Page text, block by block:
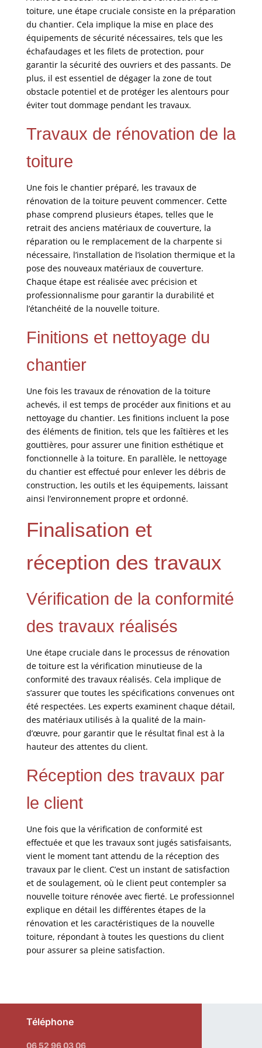
toiture, une étape cruciale consiste en la préparation
du chantier. Cela implique la mise en place des
équipements de sécurité nécessaires, tels que les
échafaudages et les filets de protection, pour
garantir la sécurité des ouvriers et des passants. De
plus, il est essentiel de dégager la zone de tout
obstacle potentiel et de protéger les alentours pour
éviter tout dommage pendant les travaux.
Travaux de rénovation de la
toiture
Une fois le chantier préparé, les travaux de
rénovation de la toiture peuvent commencer. Cette
phase comprend plusieurs étapes, telles que le
retrait des anciens matériaux de couverture, la
réparation ou le remplacement de la charpente si
nécessaire, l’installation de l’isolation thermique et la
pose des nouveaux matériaux de couverture.
Chaque étape est réalisée avec précision et
professionnalisme pour garantir la durabilité et
l’étanchéité de la nouvelle toiture.
Finitions et nettoyage du
chantier
Une fois les travaux de rénovation de la toiture
achevés, il est temps de procéder aux finitions et au
nettoyage du chantier. Les finitions incluent la pose
des éléments de finition, tels que les faîtières et les
gouttières, pour assurer une finition esthétique et
fonctionnelle à la toiture. En parallèle, le nettoyage
du chantier est effectué pour enlever les débris de
construction, les outils et les équipements, laissant
ainsi l’environnement propre et ordonné.
Finalisation et
réception des travaux
Vérification de la conformité
des travaux réalisés
Une étape cruciale dans le processus de rénovation
de toiture est la vérification minutieuse de la
conformité des travaux réalisés. Cela implique de
s’assurer que toutes les spécifications convenues ont
été respectées. Les experts examinent chaque détail,
des matériaux utilisés à la qualité de la main-
d’œuvre, pour garantir que le résultat final est à la
hauteur des attentes du client.
Réception des travaux par
le client
Une fois que la vérification de conformité est
effectuée et que les travaux sont jugés satisfaisants,
vient le moment tant attendu de la réception des
travaux par le client. C’est un instant de satisfaction
et de soulagement, où le client peut contempler sa
nouvelle toiture rénovée avec fierté. Le professionnel
explique en détail les différentes étapes de la
rénovation et les caractéristiques de la nouvelle
toiture, répondant à toutes les questions du client
pour assurer sa pleine satisfaction.
Téléphone
06 52 96 03 06